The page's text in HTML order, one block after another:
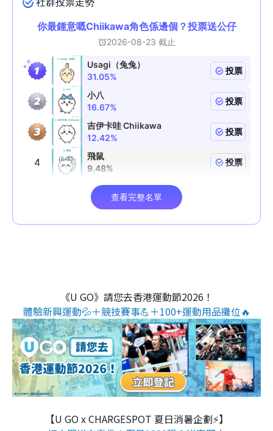
《U GO》請您去香港運動節2026！
體驗新興運動💦＋競技賽事💪＋100+運動用品攤位🔥
【U GO x CHARGESPOT 夏日消暑企劃⚡】